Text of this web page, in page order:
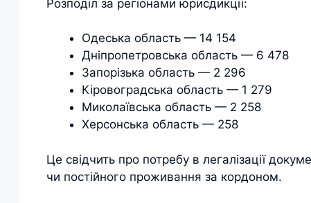
Розподіл за регіонами юрисдикції:
Одеська область — 14 154
Дніпропетровська область — 6 478
Запорізька область — 2 296
Кіровоградська область — 1 279
Миколаївська область — 2 258
Херсонська область — 258
Це свідчить про потребу в легалізації
чи постійного проживання за кордоном.